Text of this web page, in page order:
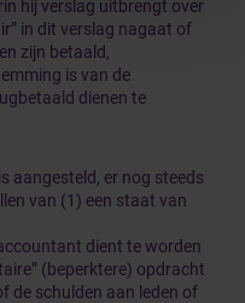
hij verslag uitbrengt over
in dit verslag nagaat of
zijn betaald,
is van de
dienen te
er nog steeds
van (1) een staat van
dient te worden
(beperktere) opdracht
de schulden aan leden of